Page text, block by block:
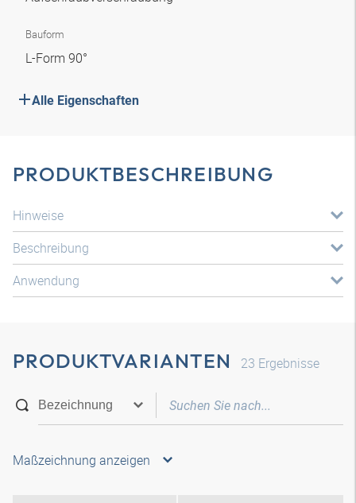
Bauform
L-Form 90°
Alle Eigenschaften
PRODUKTBESCHREIBUNG
Hinweise
Beschreibung
Anwendung
PRODUKTVARIANTEN 23 Ergebnisse
Maßzeichnung anzeigen